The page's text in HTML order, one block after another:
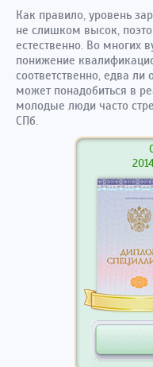
Как правило, уровень
не слишком высок,
естественно. Во многих
понижение
соответственно, едва ли
может понадобиться в
молодые люди часто
СПб.